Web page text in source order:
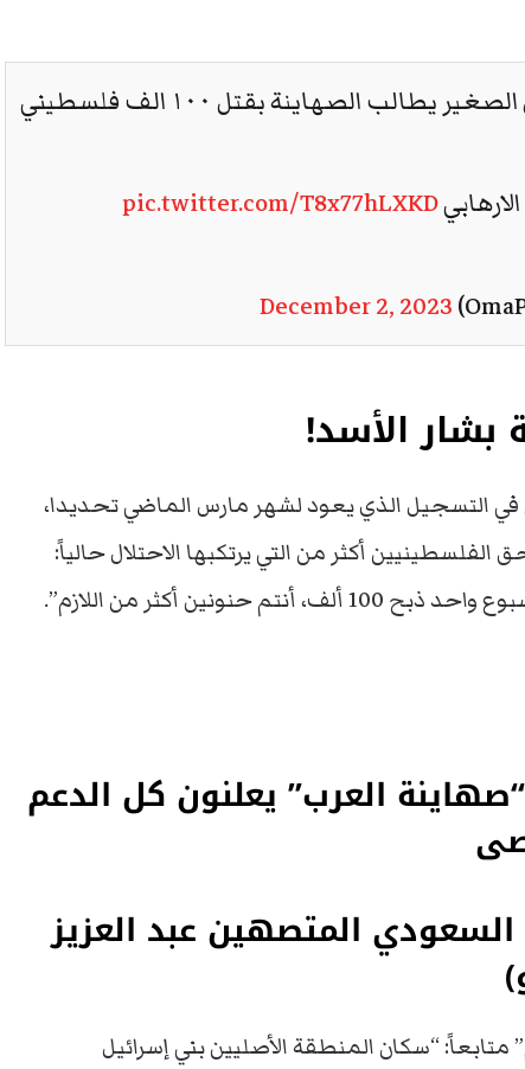
يطالب الصهاينة بقتل ١٠٠ الف فلسطيني
pic.twitter.com/T8x77hLXKD
December 2, 2023
بشار الأسد!
التسجيل الذي يعود لشهر مارس الماضي تحديدا،
أكثر من التي يرتكبها الاحتلال حالياً:
أكثر من اللازم”.
العرب” يعلنون كل الدعم
المتصهين عبد العزيز
“سكان المنطقة الأصليين بني إسرائيل